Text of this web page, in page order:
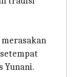
Yunani.